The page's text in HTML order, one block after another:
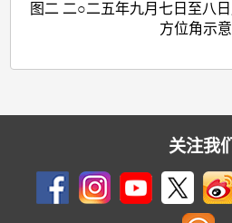
图二 二○二五年九月七日至八
方位角示
关注我们